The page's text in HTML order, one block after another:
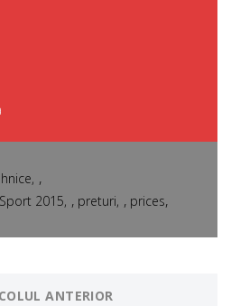
,
2015 , preturi , prices,
ANTERIOR